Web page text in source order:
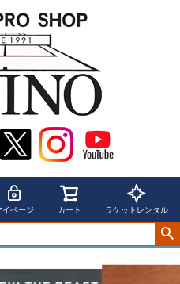
イページ カート ラケットレンタル